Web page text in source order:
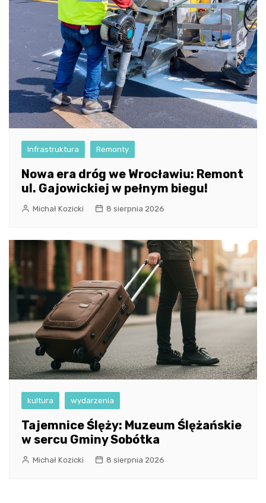
Infrastruktura Remonty
Nowa era dróg we Wrocławiu: Remont
ul. Gajowickiej w pełnym biegu!
Michał Kozicki 8 sierpnia 2026
kultura wydarzenia
Tajemnice Ślęży: Muzeum Ślężańskie
w sercu Gminy Sobótka
Michał Kozicki 8 sierpnia 2026